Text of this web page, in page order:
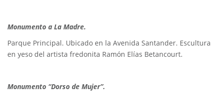
Monumento a La Madre.
Parque Principal. Ubicado en la Avenida Santander. Escultura
en yeso del artista fredonita Ramón Elías Betancourt.
Monumento “Dorso de Mujer”.